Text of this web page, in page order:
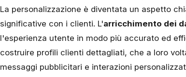
La personalizzazione è diventata un aspetto
significative con i clienti. L'arricchimento dei
l'esperienza utente in modo più accurato ed
costruire profili clienti dettagliati, che a loro
messaggi pubblicitari e interazioni